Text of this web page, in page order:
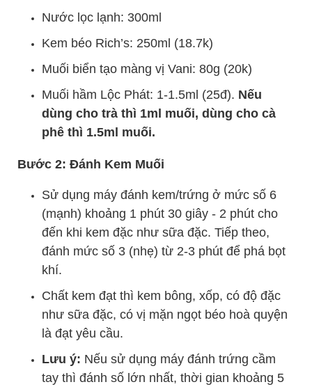
Nước lọc lạnh: 300ml
Kem béo Rich’s: 250ml (18.7k)
Muối biển tạo màng vị Vani: 80g (20k)
Muối hầm Lộc Phát: 1-1.5ml (25đ). Nếu
dùng cho trà thì 1ml muối, dùng cho cà
phê thì 1.5ml muối.
Bước 2: Đánh Kem Muối
Sử dụng máy đánh kem/trứng ở mức số 6
(mạnh) khoảng 1 phút 30 giây - 2 phút cho
đến khi kem đặc như sữa đặc. Tiếp theo,
đánh mức số 3 (nhẹ) từ 2-3 phút để phá bọt
khí.
Chất kem đạt thì kem bông, xốp, có độ đặc
như sữa đặc, có vị mặn ngọt béo hoà quyện
là đạt yêu cầu.
Lưu ý: Nếu sử dụng máy đánh trứng cầm
tay thì đánh số lớn nhất, thời gian khoảng 5